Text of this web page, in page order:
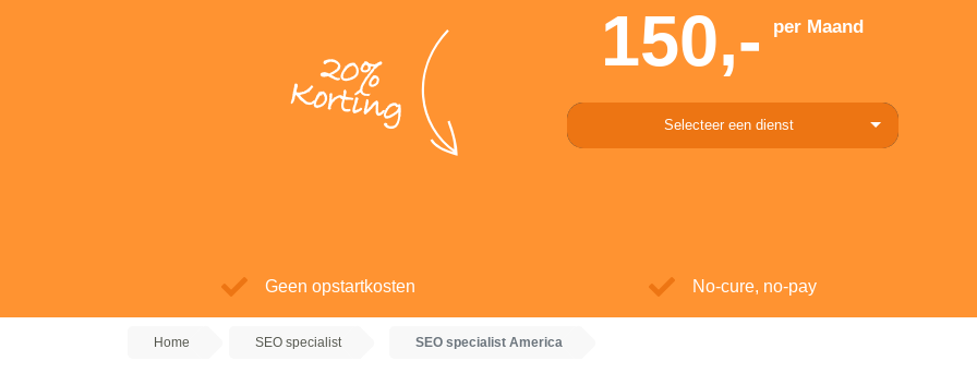
20%
Korting
150,- per Maand
Selecteer een dienst
Geen opstartkosten No-cure, no-pay
Home SEO specialist SEO specialist America